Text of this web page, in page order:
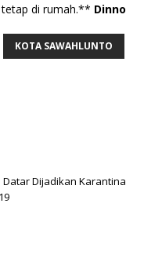
di rumah.** Dinno
KOTA SAWAHLUNTO
Datar Dijadikan Karantina